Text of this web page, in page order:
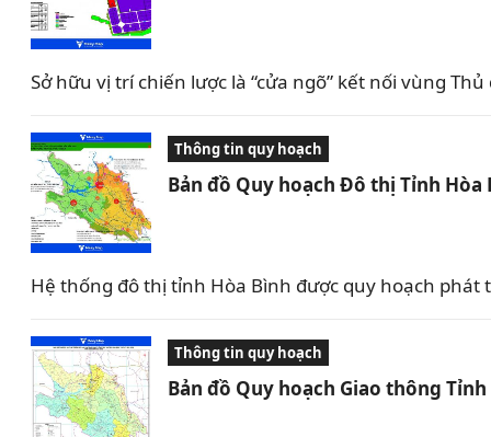
Sở hữu vị trí chiến lược là “cửa ngõ” kết nối vùng
Thông tin quy hoạch
Bản đồ Quy hoạch Đô thị Tỉnh Hòa
Hệ thống đô thị tỉnh Hòa Bình được quy hoạch phát
Thông tin quy hoạch
Bản đồ Quy hoạch Giao thông